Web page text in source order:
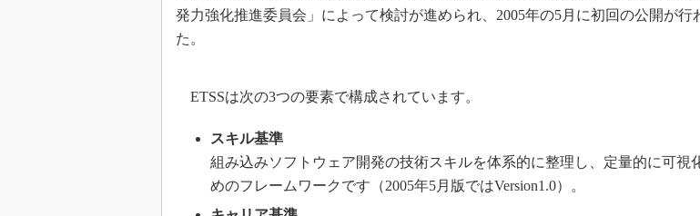
海外生産
発力強化推進委員会」によって検討が進められ、2005年の5月に初回の公開が行
た。
ETSSは次の3つの要素で構成されています。
スキル基準
組み込みソフトウェア開発の技術スキルを体系的に整理し、定量的に可視
めのフレームワークです（2005年5月版ではVersion1.0）。